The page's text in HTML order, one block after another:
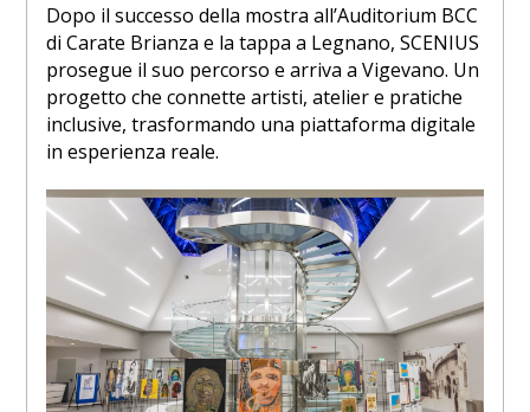
Dopo il successo della mostra all’Auditorium BCC
di Carate Brianza e la tappa a Legnano, SCENIUS
prosegue il suo percorso e arriva a Vigevano. Un
progetto che connette artisti, atelier e pratiche
inclusive, trasformando una piattaforma digitale
in esperienza reale.